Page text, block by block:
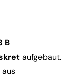
B
aufgebaut.